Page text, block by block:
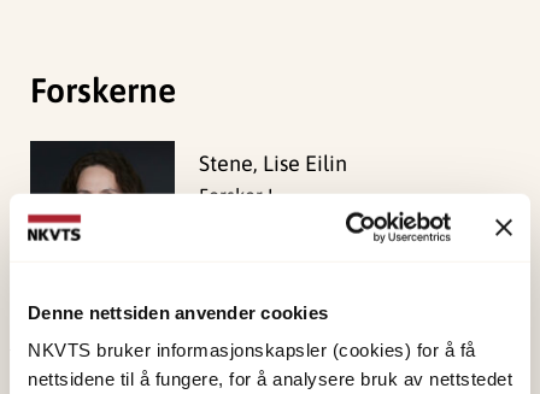
Denne nettsiden anvender cookies
NKVTS bruker informasjonskapsler (cookies) for å få
nettsidene til å fungere, for å analysere bruk av nettstedet
Forskerne
Stene, Lise Eilin
Forsker I
Publisert:19. mars 2026